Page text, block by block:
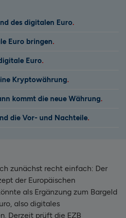
des digitalen Euro
Euro bringen
Euro
Kryptowährung
kommt die neue Währung
die Vor- und Nachteile
zunächst recht einfach: Der
der Europäischen
als Ergänzung zum Bargeld
also digitales
Derzeit prüft die EZB